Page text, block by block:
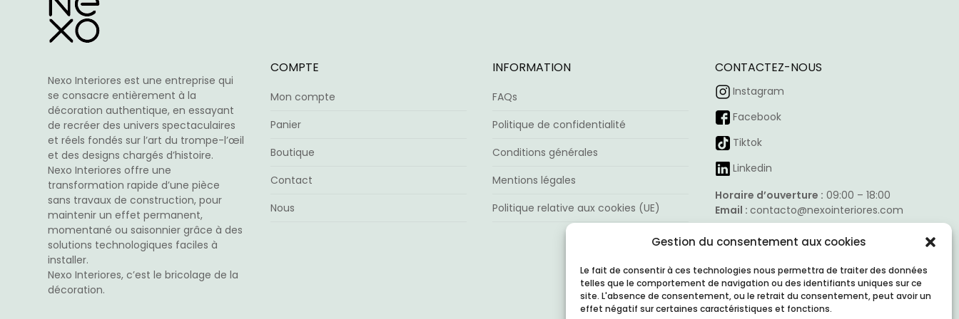
Gestion du consentement aux cookies
Le fait de consentir à ces technologies nous permettra de traiter des données
telles que le comportement de navigation ou des identifiants uniques sur ce
site. L'absence de consentement, ou le retrait du consentement, peut avoir un
effet négatif sur certaines caractéristiques et fonctions.
sur
la
page
Nexo Interiores est une entreprise qui
se consacre entièrement à la
décoration authentique, en essayant
de recréer des univers spectaculaires
et réels fondés sur l’art du trompe-l’œil
et des designs chargés d’histoire.
Nexo Interiores offre une
transformation rapide d’une pièce
sans travaux de construction, pour
maintenir un effet permanent,
momentané ou saisonnier grâce à des
solutions technologiques faciles à
installer.
Nexo Interiores, c’est le bricolage de la
décoration.
COMPTE
Mon compte
Panier
Boutique
Contact
Nous
INFORMATION
FAQs
Politique de confidentialité
Conditions générales
Mentions légales
Politique relative aux cookies (UE)
CONTACTEZ-NOUS
Instagram
Facebook
Tiktok
Linkedin
Horaire d’ouverture : 09:00 – 18:00
Email : contacto@nexointeriores.com
Adresse de l’entreprise :
Avd. Valdelaparra, 27
Nave 3, Alcobendas (Madrid, 28108)